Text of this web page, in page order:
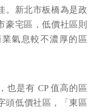
。新北市板橋為是政
豪宅區，低價社區則
氣息較不濃厚的區
也是有 CP 值高的區
頭低價社區，「東區